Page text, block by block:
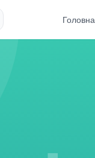
Головна